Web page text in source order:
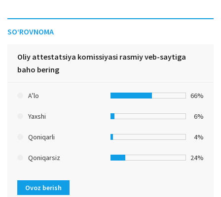
SO‘ROVNOMA
Oliy attestatsiya komissiyasi rasmiy veb-saytiga
baho bering
A’lo 66%
Yaxshi 6%
Qoniqarli 4%
Qoniqarsiz 24%
Ovoz berish